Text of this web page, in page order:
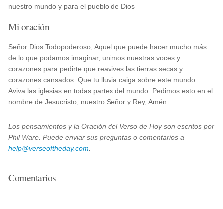
nuestro mundo y para el pueblo de Dios
Mi oración
Señor Dios Todopoderoso, Aquel que puede hacer mucho más
de lo que podamos imaginar, unimos nuestras voces y
corazones para pedirte que reavives las tierras secas y
corazones cansados. Que tu lluvia caiga sobre este mundo.
Aviva las iglesias en todas partes del mundo. Pedimos esto en el
nombre de Jesucristo, nuestro Señor y Rey, Amén.
Los pensamientos y la Oración del Verso de Hoy son escritos por
Phil Ware. Puede enviar sus preguntas o comentarios a
help@verseoftheday.com
Comentarios